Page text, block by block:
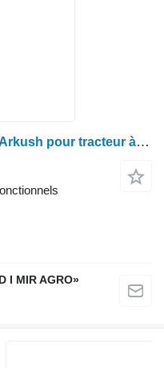
Autres éléments fonctionnels Arkush pour tracteur à roues John Deere 7000: 7200, 7300, 7400, 7500, 7700, 7800
I MIR AGRO»